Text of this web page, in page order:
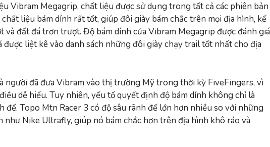
Vibram Megagrip, chất liệu được sử dụng trong tất cả các phiên bản
liệu bám dính rất tốt, giúp đôi giày bám chắc trên mọi địa hình, kể
và đất đá trơn trượt. Độ bám dính của Vibram Megagrip được đánh giá
được liệt kê vào danh sách những đôi giày chạy trail tốt nhất cho địa
người đã đưa Vibram vào thị trường Mỹ trong thời kỳ FiveFingers, vì
dễ hiểu. Tuy nhiên, yếu tố quyết định độ bám dính không chỉ là
đế. Topo Mtn Racer 3 có độ sâu rãnh đế lớn hơn nhiều so với những
như Nike Ultrafly, giúp nó bám chắc hơn trên địa hình khô ráo và